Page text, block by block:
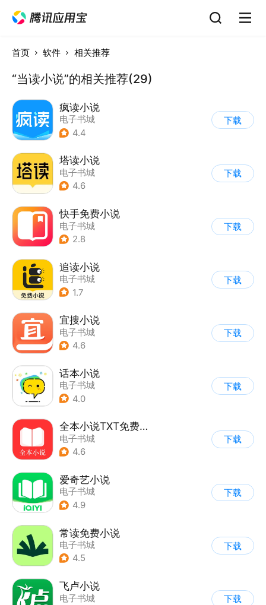
首页 软件 相关推荐
“当读小说”的相关推荐(29)
疯读小说
电子书城
4.4
下载
塔读小说
电子书城
4.6
下载
快手免费小说
电子书城
2.8
下载
追读小说
电子书城
1.7
下载
宜搜小说
电子书城
4.6
下载
话本小说
电子书城
4.0
下载
全本小说TXT免费阅读器
电子书城
4.6
下载
爱奇艺小说
电子书城
4.9
下载
常读免费小说
电子书城
4.5
下载
飞卢小说
电子书城
下载